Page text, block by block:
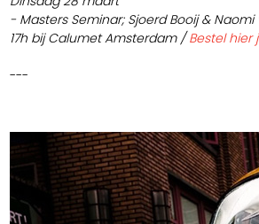
- Masters Seminar; Sjoerd Booij &
17h bij Calumet Amsterdam /Bestel hier
---